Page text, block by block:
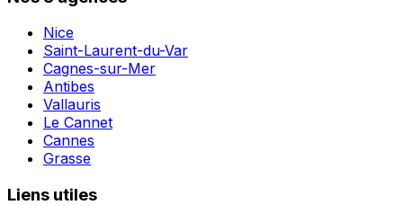
Nice
Saint-Laurent-du-Var
Cagnes-sur-Mer
Antibes
Vallauris
Le Cannet
Cannes
Grasse
Liens utiles